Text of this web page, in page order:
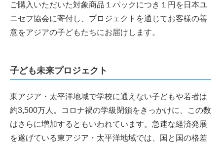
ご購入いただいた対象商品１パックにつき１円を日本ユ
ニセフ協会に寄付し、プロジェクトを通じてお客様の善
意をアジアの子どもたちにお届けします。
子ども未来プロジェクト
東アジア・太平洋地域で学校に通えない子どもや若者は
約3,500万人。コロナ禍の学級閉鎖をきっかけに、この数
はさらに増加するともいわれています。急速な経済発展
を遂げている東アジア・太平洋地域では、国と国の格差